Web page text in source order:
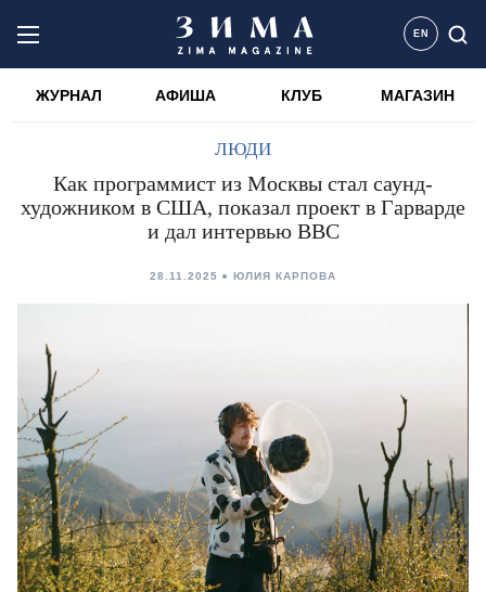
EN
ЖУРНАЛ АФИША КЛУБ МАГАЗИН
ЛЮДИ
Как программист из Москвы стал саунд-
художником в США, показал проект в Гарварде
и дал интервью BBC
28.11.2025 ЮЛИЯ КАРПОВА